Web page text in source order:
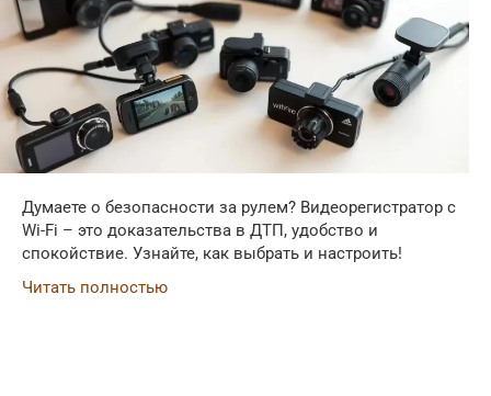
Думаете о безопасности за рулем? Видеорегистратор с
Wi-Fi – это доказательства в ДТП, удобство и
спокойствие. Узнайте, как выбрать и настроить!
Читать полностью